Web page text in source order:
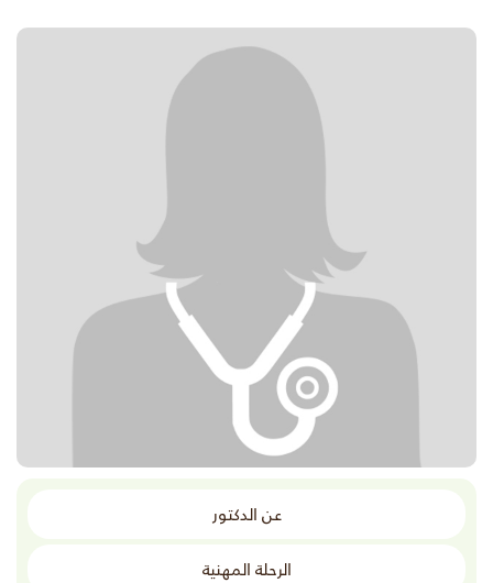
عن الدكتور
الرحلة المهنية